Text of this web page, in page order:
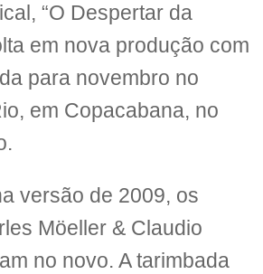
“O Despertar da
em nova produção com
para novembro no
em Copacabana, no
versão de 2009, os
Möeller & Claudio
no novo. A tarimbada